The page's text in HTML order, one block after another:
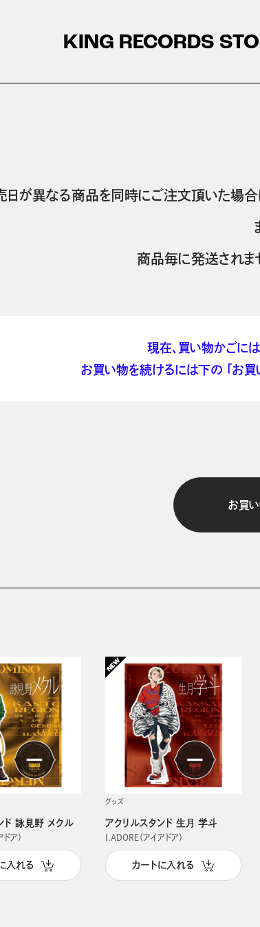
KING RECORDS
日が異なる商品を同時にご注文頂いた場合
商品毎に発送されま
現在、買い物かごに
お買い物を続けるには下の 「お買
お買
ド 詠見野 メクル
ア）
入れる
グッズ
アクリルスタンド 生月 学斗
I.ADORE（アイアドア）
カートに入れる